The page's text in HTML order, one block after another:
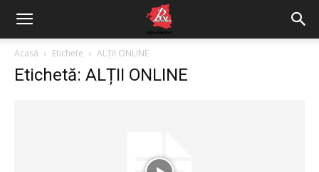
Acasă Etichete ALȚII ONLINE
Etichetă: ALȚII ONLINE